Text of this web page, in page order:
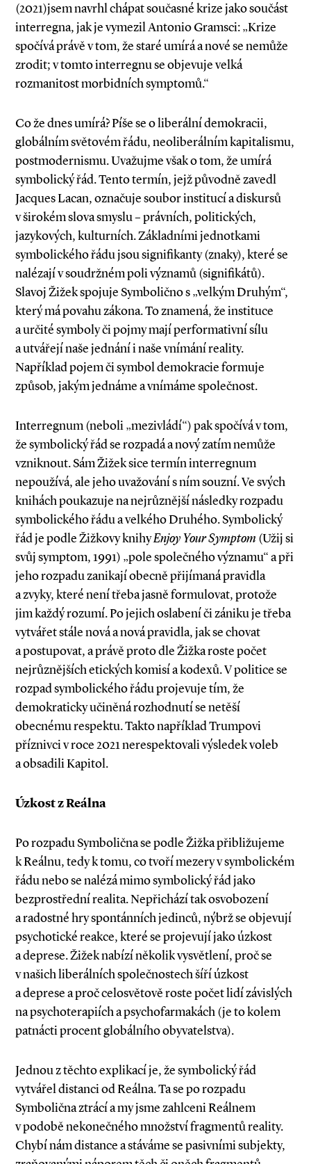
(2021)jsem na­­vrhl chápat současné krize jako součást
interregna, jak je vymezil Antonio Gramsci: „Krize
spočívá právě v tom, že staré umírá a nové se nemůže
zrodit; v tomto interregnu se objevuje velká
rozmanitost morbidních symptomů.“
Co že dnes umírá? Píše se o liberální demokracii,
globálním světovém řádu, neoliberálním kapitalismu,
postmodernismu. Uvažujme však o tom, že umírá
symbolický řád. Tento termín, jejž původně zavedl
Jacques Lacan, označuje soubor institucí a diskursů
v širokém slova smyslu – právních, politických,
jazykových, kulturních. Základními jednotkami
symbolického řádu jsou signifikanty (znaky), které se
nalézají v soudržném poli významů (signifikátů).
Slavoj Žižek spojuje Symbolično s „velkým Druhým“,
který má povahu zákona. To znamená, že instituce
a určité symboly či pojmy mají performativní sílu
a utvářejí naše jednání i naše vnímání reality.
Například pojem či symbol demokracie formuje
způsob, jakým jednáme a vnímáme společnost.
Interregnum (neboli „mezivládí“) pak spočívá v tom,
že symbolický řád se rozpadá a nový zatím nemůže
vzniknout. Sám Žižek sice termín interregnum
nepoužívá, ale jeho uvažování s ním souzní. Ve svých
knihách poukazuje na nejrůznější následky rozpadu
symbolického řádu a velkého Druhého. Symbolický
řád je podle Žižkovy knihyEnjoy Your Symptom (Užij si
svůj symptom, 1991) „pole společného významu“ a při
jeho rozpadu zanikají obecně přijímaná pravidla
a zvyky, které není třeba jasně formulovat, protože
jim každý rozumí. Po jejich oslabení či zániku je třeba
vytvářet stále nová a nová pravidla, jak se chovat
a postupovat, a právě proto dle Žižka roste počet
nejrůznějších etických komisí a kodexů. V politice se
rozpad symbolického řádu projevuje tím, že
demokraticky učiněná rozhodnutí se netěší
obecnému respektu. Takto například Trumpovi
příznivci v roce 2021 nerespektovali výsledek voleb
a obsadili Kapitol.
Úzkost z Reálna
Po rozpadu Symbolična se podle Žižka přibližujeme
k Reálnu, tedy k tomu, co tvoří mezery v symbolickém
řádu nebo se nalézá mimo symbolický řád jako
bezprostřední realita. Nepřichází tak osvobození
a radostné hry spontánních jedinců, nýbrž se objevují
psychotické reakce, které se projevují jako úzkost
a deprese. Žižek nabízí několik vysvětlení, proč se
v našich liberálních společnostech šíří úzkost
a deprese a proč celosvětově roste počet lidí závislých
na psychoterapiích a psychofarmakách (je to kolem
patnácti procent globálního obyvatelstva).
Jednou z těchto explikací je, že symbolický řád
vytvářel distanci od Reálna. Ta se po rozpadu
Symbolična ztrácí a my jsme zahlceni Reálnem
v podobě nekonečného množství fragmentů reality.
Chybí nám distance a stáváme se pasivními subjekty,